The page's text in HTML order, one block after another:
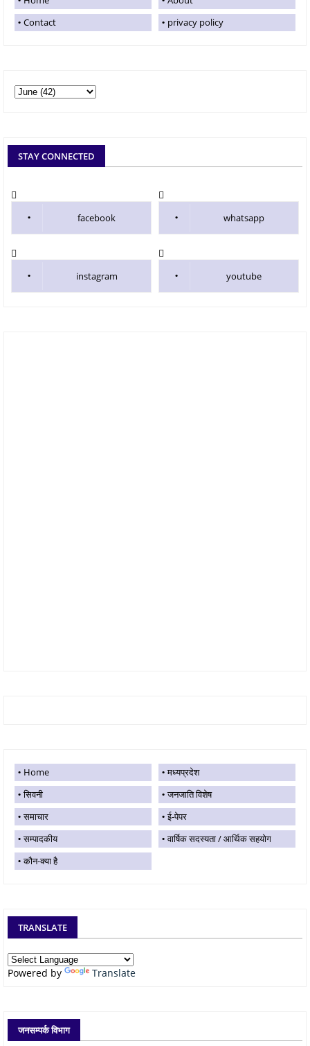
Contact
privacy policy
STAY CONNECTED
facebook whatsapp
instagram youtube
Home
मध्यप्रदेश
सिवनी
जनजाति विशेष
समाचार
ई-पेपर
सम्पादकीय
वार्षिक सदस्यता / आर्थिक सहयोग
कौन-क्या है
TRANSLATE
Powered by Translate
जनसम्पर्क विभाग